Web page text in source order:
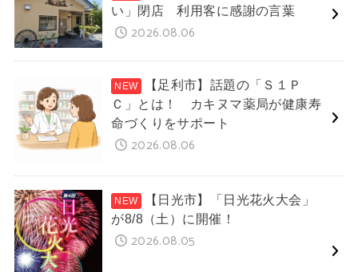
い」閉店 利用客に感謝の言葉
2026.08.06
【足利市】話題の「Ｓ１Ｐ
Ｃ」とは！ カキヌマ薬局が健康寿
命づくりをサポート
2026.08.06
【日光市】「日光花火大会」
が8/8（土）に開催！
2026.08.05